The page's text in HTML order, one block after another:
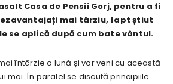
Casa de Pensii Gorj, pentru a fi
mai târziu, fapt știut
se aplică după cum bate vântul.
întârzie o lună și vor veni cu această
mai. În paralel se discută principiile